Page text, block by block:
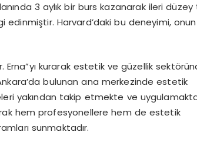
3 aylık bir burs kazanarak ileri düzey
Harvard’daki bu deneyimi,
Erna”yı kurarak estetik ve güzellik
bulunan ana merkezinde estetik
yakından takip etmekte ve
hem profesyonellere hem de estetik
sunmaktadır.